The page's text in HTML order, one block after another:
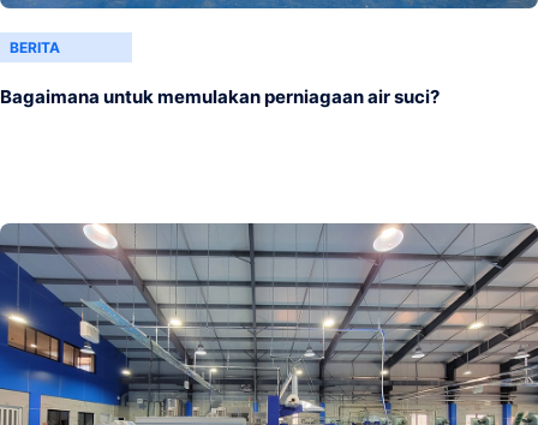
BERITA
Bagaimana untuk memulakan perniagaan air suci?